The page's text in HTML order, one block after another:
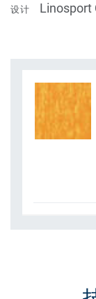
设计 Linosport